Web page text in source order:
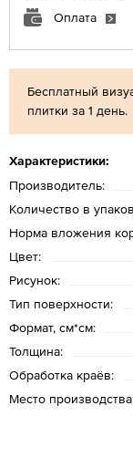
Бесплатный
плитки за 1 день.
Характеристики:
Производитель:
Количество в
Норма вложения
Цвет:
Рисунок:
Тип поверхности:
Формат, см*см:
Толщина:
Обработка краёв:
Место
Оплата